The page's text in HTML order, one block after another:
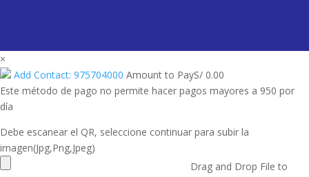
×
Add Contact: 975704000 Amount to PayS/ 0.00
Este método de pago no permite hacer pagos mayores a 950 por
día
Debe escanear el QR, seleccione continuar para subir la
imagen(Jpg,Png,Jpeg)
Drag and Drop File to